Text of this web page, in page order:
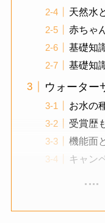
天然水
赤ちゃ
基礎知
基礎知
ウォーター
お水の
受賞歴
機能面
キャン